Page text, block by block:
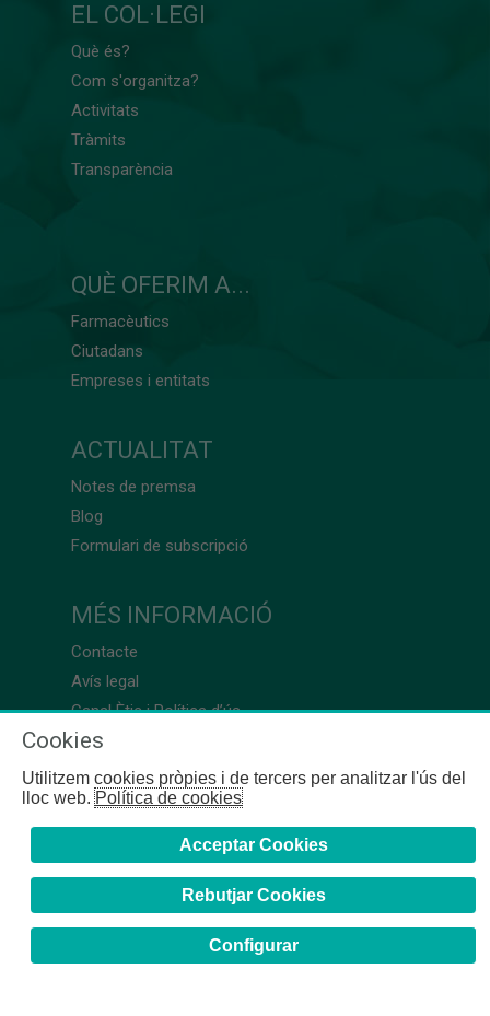
EL COL·LEGI
Què és?
Com s'organitza?
Activitats
Tràmits
Transparència
QUÈ OFERIM A...
Farmacèutics
Ciutadans
Empreses i entitats
ACTUALITAT
Notes de premsa
Blog
Formulari de subscripció
MÉS INFORMACIÓ
Contacte
Avís legal
Canal Ètic i Política d’ús
Cookies
Utilitzem cookies pròpies i de tercers per analitzar l'ús del
lloc web.Política de cookies
Acceptar Cookies
Rebutjar Cookies
Configurar